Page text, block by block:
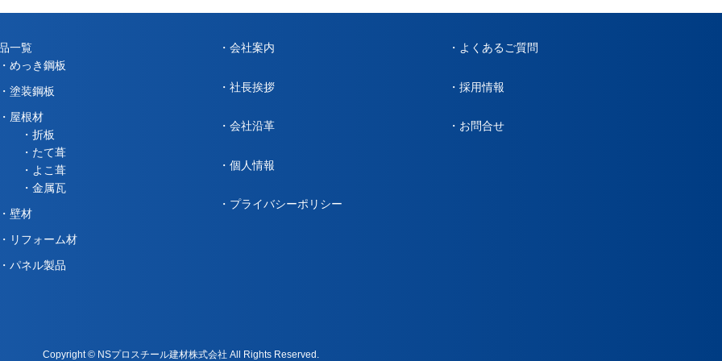
一覧
めっき鋼板
塗装鋼板
屋根材
折板
たて葺
よこ葺
金属瓦
壁材
リフォーム材
パネル製品
会社案内
社長挨拶
会社沿革
個人情報
プライバシーポリシー
よくあるご質問
採用情報
お問合せ
Copyright © NSプロスチール建材株式会社 All Rights Reserved.